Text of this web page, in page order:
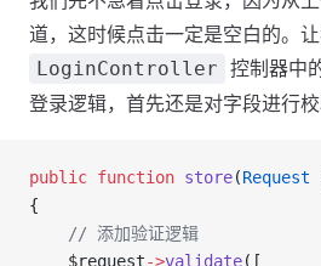
道，这时候点击一定是空白的。
LoginController 控制器中
登录逻辑，首先还是对字段进行
public function store(Request
{
    // 添加验证逻辑
    $request
->validate([